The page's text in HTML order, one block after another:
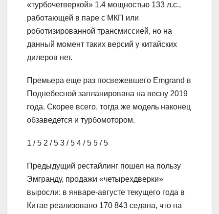
«турбочетверкой» 1.4 мощностью 133 л.с.,
работающей в паре с МКП или
роботизированной трансмиссией, но на
данный момент таких версий у китайских
дилеров нет.
Премьера еще раз посвежевшего Emgrand в
Поднебесной запланирована на весну 2019
года. Скорее всего, тогда же модель наконец
обзаведется и турбомотором.
1 / 5 2 / 5 3 / 5 4 / 5 5 / 5
Предыдущий рестайлинг пошел на пользу
Эмгранду, продажи «четырехдверки»
выросли: в январе-августе текущего года в
Китае реализовано 170 843 седана, что на